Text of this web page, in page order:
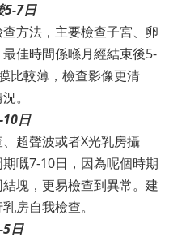
5-7日
方法，主要檢查子宮、卵
佳時間係喺月經結束後5-
比較薄，檢查影像更清
。
日
超聲波或者X光乳房攝
嘅7-10日，因為呢個時期
塊，更易檢查到異常。建
房自我檢查。
5日